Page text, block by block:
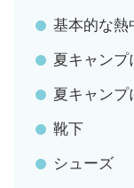
基本的な熱
夏キャンプ
夏キャンプ
靴下
シューズ